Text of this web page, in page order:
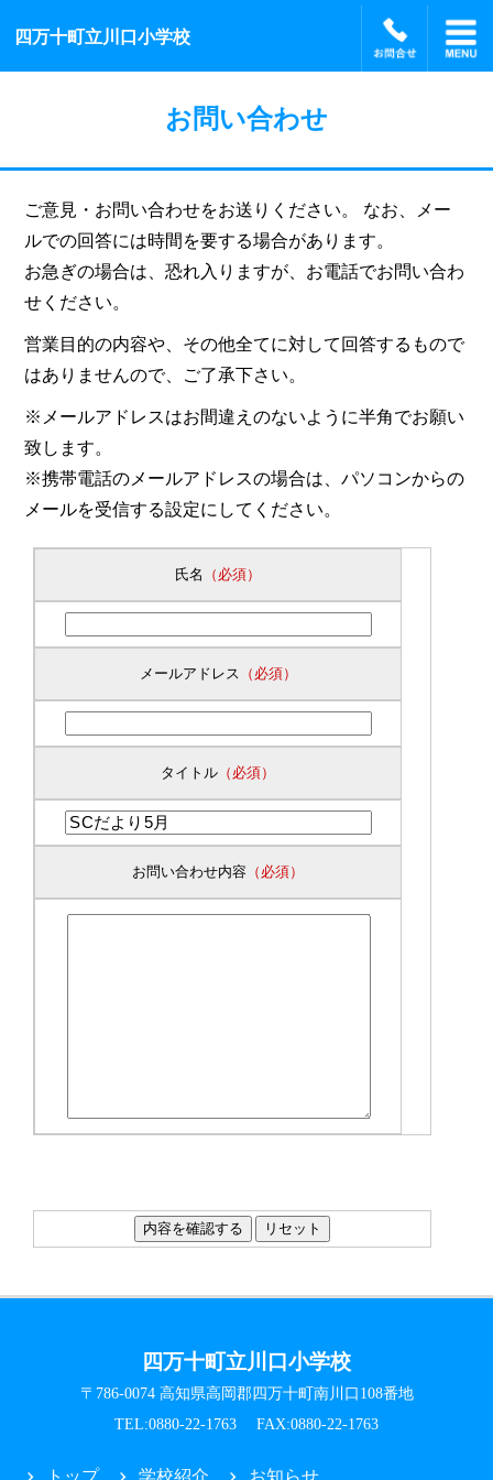
四万十町立川口小学校
お問い合わせ
ご意見・お問い合わせをお送りください。 なお、メー
ルでの回答には時間を要する場合があります。
お急ぎの場合は、恐れ入りますが、お電話でお問い合わ
せください。
営業目的の内容や、その他全てに対して回答するもので
はありませんので、ご了承下さい。
※メールアドレスはお間違えのないように半角でお願い
致します。
※携帯電話のメールアドレスの場合は、パソコンからの
メールを受信する設定にしてください。
氏名 （必須）
メールアドレス （必須）
タイトル （必須）
お問い合わせ内容 （必須）
四万十町立川口小学校
〒786-0074 高知県高岡郡四万十町南川口108番地
TEL:0880-22-1763 FAX:0880-22-1763